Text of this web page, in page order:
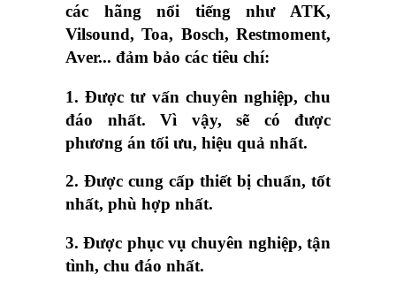
các hãng nổi tiếng như ATK,
Vilsound, Toa, Bosch, Restmoment,
Aver... đảm bảo các tiêu chí:
1. Được tư vấn chuyên nghiệp, chu
đáo nhất. Vì vậy, sẽ có được
phương án tối ưu, hiệu quả nhất.
2. Được cung cấp thiết bị chuẩn, tốt
nhất, phù hợp nhất.
3. Được phục vụ chuyên nghiệp, tận
tình, chu đáo nhất.